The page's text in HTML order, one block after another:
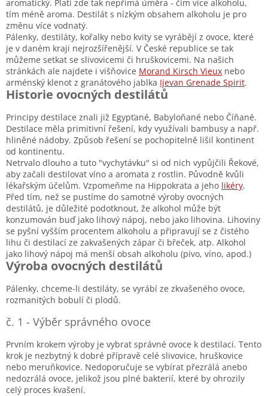
aromatický. Platí zde tak nepřímá úměra - čím více alkoholu,
tím méně aroma. Destilát s nízkým obsahem alkoholu je pro
změnu více vodnatý.
Pálenky, destiláty, kořalky nebo kvity se vyrábějí z ovoce, které
je v daném kraji nejrozšířenější. V České republice se tak
můžeme setkat se slivovicemi či hruškovicemi. Na našich
stránkách ale najdete i višňovice Morand Kirsch Vieux nebo
arménský klenot z granátového jablka Ijevan Grenade Spirit.
Historie ovocných destilátů
Principy destilace znali již Egypťané, Babyloňané nebo Číňané.
Destilace měla primitivní řešení, kdy využívali bambusy a např.
hliněné nádoby. Způsob řešení se pochopitelně lišil kontinent
od kontinentu.
Netrvalo dlouho a tuto "vychytávku" si od nich vypůjčili Řekové,
aby začali destilovat víno a aromata z rostlin. Původně kvůli
lékařským účelům. Vzpomeňme na Hippokrata a jeho likéry.
Před tím, než se pustíme do samotné výroby ovocných
destilátů, je důležité podotknout, že alkohol může být
konzumován buď jako lihový nápoj, nebo jako lihovina. Lihoviny
se pyšní vyšším procentem alkoholu a připravují se z čistého
lihu či destilací ze zakvašených zápar či břeček, atp. Alkohol
jako lihový nápoj má menší obsah alkoholu (pivo, víno, apod.)
Výroba ovocných destilátů
Pálenky, chceme-li destiláty, se vyrábí ze zkvašeného ovoce,
rozmanitých bobulí či plodů.
č. 1 - Výběr správného ovoce
Prvním krokem výroby je vybrat správné ovoce k destilaci. Tento
krok je nezbytný k dobré přípravě celé slivovice, hruškovice
nebo meruňkovice. Nedoporučuje se vybírat přezrálá anebo
nedozrálá ovoce, jelikož jsou plné bakterií, které by ohrozily
celý proces kvašení.